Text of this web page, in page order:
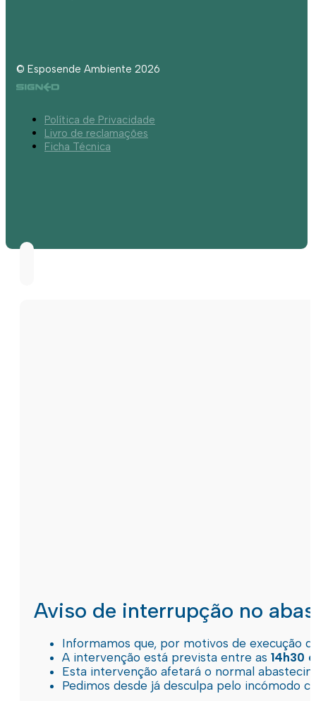
© Esposende Ambiente 2026
Política de Privacidade
Livro de reclamações
Ficha Técnica
Aviso de interrupção no
Informamos que, por motivos de execução
A intervenção está prevista entre as 14h30
Esta intervenção afetará o normal
Pedimos desde já desculpa pelo incómodo